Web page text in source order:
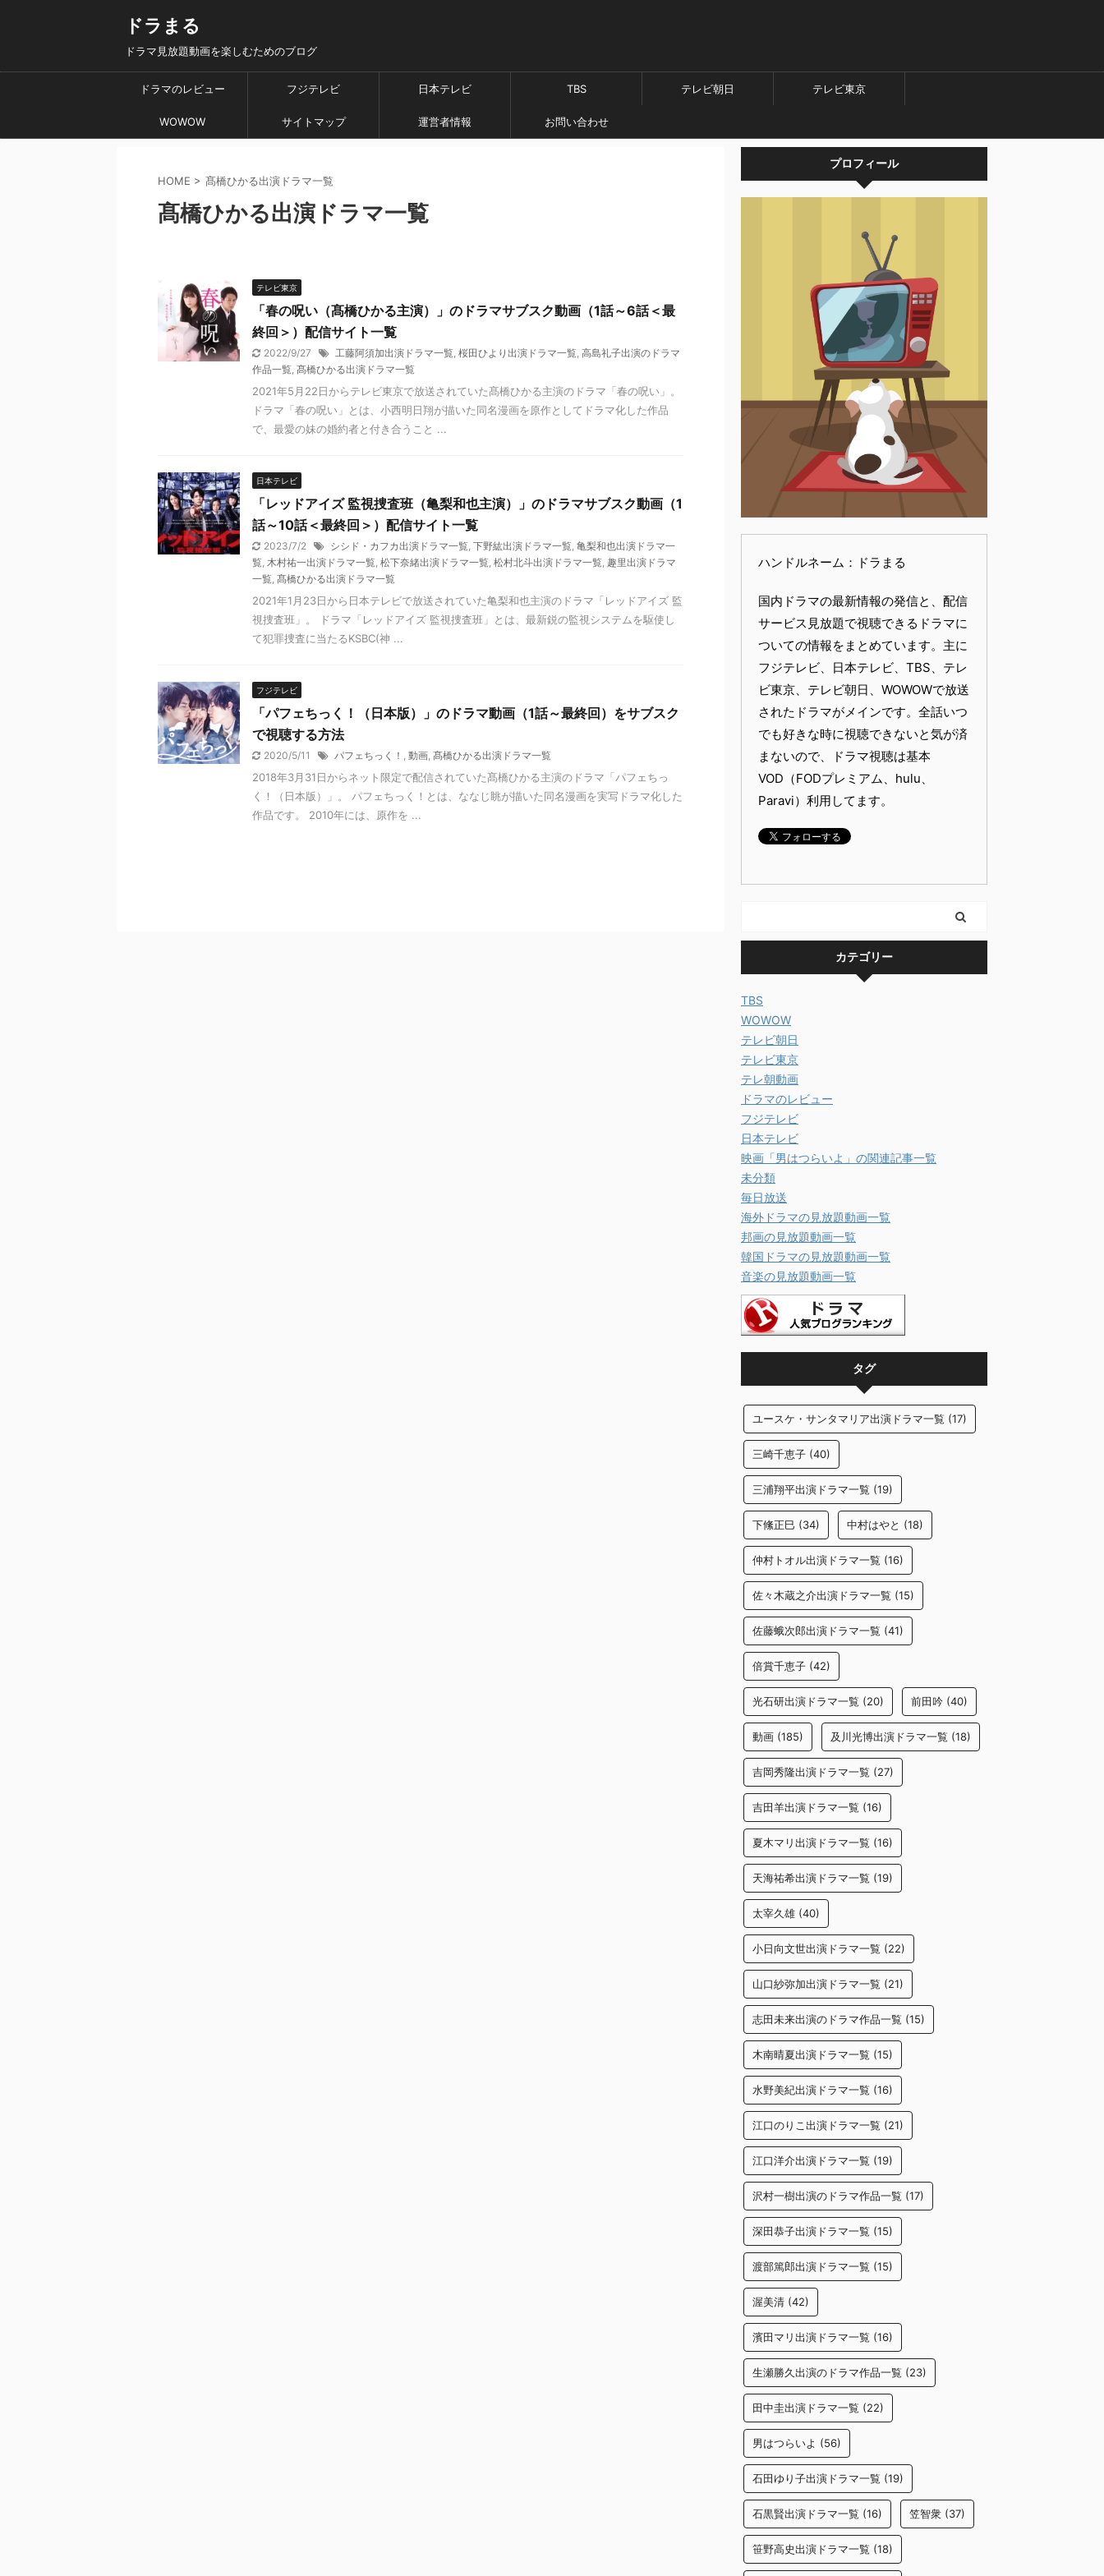
ドラまる
ドラマ見放題動画を楽しむためのブログ
ドラマのレビュー フジテレビ 日本テレビ TBS テレビ朝日 テレビ東京
WOWOW サイトマップ 運営者情報 お問い合わせ
HOME > 髙橋ひかる出演ドラマ一覧
髙橋ひかる出演ドラマ一覧
テレビ東京
「春の呪い（髙橋ひかる主演）」のドラマサブスク動画（1話～6話＜最
終回＞）配信サイト一覧
2022/9/27 工藤阿須加出演ドラマ一覧, 桜田ひより出演ドラマ一覧, 高島礼子出演のドラマ
作品一覧, 髙橋ひかる出演ドラマ一覧
2021年5月22日からテレビ東京で放送されていた髙橋ひかる主演のドラマ「春の呪い」。
ドラマ「春の呪い」とは、小西明日翔が描いた同名漫画を原作としてドラマ化した作品
で、最愛の妹の婚約者と付き合うこと ...
日本テレビ
「レッドアイズ 監視捜査班（亀梨和也主演）」のドラマサブスク動画（1
話～10話＜最終回＞）配信サイト一覧
2023/7/2 シシド・カフカ出演ドラマ一覧, 下野紘出演ドラマ一覧, 亀梨和也出演ドラマ一
覧, 木村祐一出演ドラマ一覧, 松下奈緒出演ドラマ一覧, 松村北斗出演ドラマ一覧, 趣里出演ドラマ
一覧, 髙橋ひかる出演ドラマ一覧
2021年1月23日から日本テレビで放送されていた亀梨和也主演のドラマ「レッドアイズ 監
視捜査班」。 ドラマ「レッドアイズ 監視捜査班」とは、最新鋭の監視システムを駆使し
て犯罪捜査に当たるKSBC(神 ...
フジテレビ
「パフェちっく！（日本版）」のドラマ動画（1話～最終回）をサブスク
で視聴する方法
2020/5/11 パフェちっく！ , 動画, 髙橋ひかる出演ドラマ一覧
2018年3月31日からネット限定で配信されていた髙橋ひかる主演のドラマ「パフェちっ
く！（日本版）」。 パフェちっく！とは、ななじ眺が描いた同名漫画を実写ドラマ化した
作品です。 2010年には、原作を ...
プロフィール
ハンドルネーム：ドラまる
国内ドラマの最新情報の発信と、配信
サービス見放題で視聴できるドラマに
ついての情報をまとめています。主に
フジテレビ、日本テレビ、TBS、テレ
ビ東京、テレビ朝日、WOWOWで放送
されたドラマがメインです。全話いつ
でも好きな時に視聴できないと気が済
まないので、ドラマ視聴は基本
VOD（FODプレミアム、hulu、
Paravi）利用してます。
カテゴリー
TBS
WOWOW
テレビ朝日
テレビ東京
テレ朝動画
ドラマのレビュー
フジテレビ
日本テレビ
映画「男はつらいよ」の関連記事一覧
未分類
毎日放送
海外ドラマの見放題動画一覧
邦画の見放題動画一覧
韓国ドラマの見放題動画一覧
音楽の見放題動画一覧
タグ
ユースケ・サンタマリア出演ドラマ一覧 (17)
三崎千恵子 (40)
三浦翔平出演ドラマ一覧 (19)
下絛正巳 (34) 中村はやと (18)
仲村トオル出演ドラマ一覧 (16)
佐々木蔵之介出演ドラマ一覧 (15)
佐藤蛾次郎出演ドラマ一覧 (41)
倍賞千恵子 (42)
光石研出演ドラマ一覧 (20) 前田吟 (40)
動画 (185) 及川光博出演ドラマ一覧 (18)
吉岡秀隆出演ドラマ一覧 (27)
吉田羊出演ドラマ一覧 (16)
夏木マリ出演ドラマ一覧 (16)
天海祐希出演ドラマ一覧 (19)
太宰久雄 (40)
小日向文世出演ドラマ一覧 (22)
山口紗弥加出演ドラマ一覧 (21)
志田未来出演のドラマ作品一覧 (15)
木南晴夏出演ドラマ一覧 (15)
水野美紀出演ドラマ一覧 (16)
江口のりこ出演ドラマ一覧 (21)
江口洋介出演ドラマ一覧 (19)
沢村一樹出演のドラマ作品一覧 (17)
深田恭子出演ドラマ一覧 (15)
渡部篤郎出演ドラマ一覧 (15)
渥美清 (42)
濱田マリ出演ドラマ一覧 (16)
生瀬勝久出演のドラマ作品一覧 (23)
田中圭出演ドラマ一覧 (22)
男はつらいよ (56)
石田ゆり子出演ドラマ一覧 (19)
石黒賢出演ドラマ一覧 (16) 笠智衆 (37)
笹野高史出演ドラマ一覧 (18)